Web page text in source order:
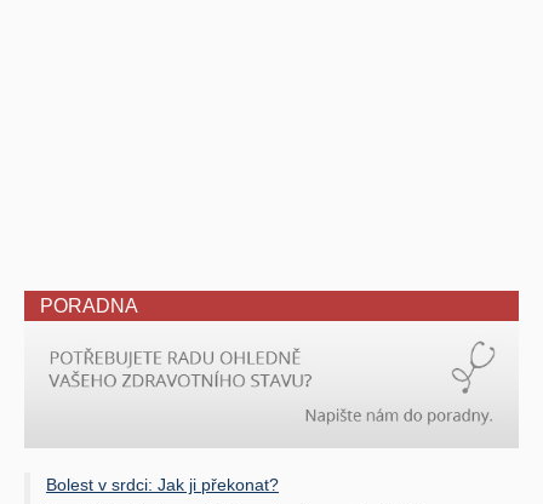
PORADNA
Bolest v srdci: Jak ji překonat?